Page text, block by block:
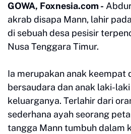
GOWA, Foxnesia.com -
akrab disapa Mann, lahir
di sebuah desa pesisir
Nusa Tenggara Timur.
Ia merupakan anak keempat
bersaudara dan anak laki-
keluarganya. Terlahir dari
sederhana ayah seorang
tangga Mann tumbuh dalam